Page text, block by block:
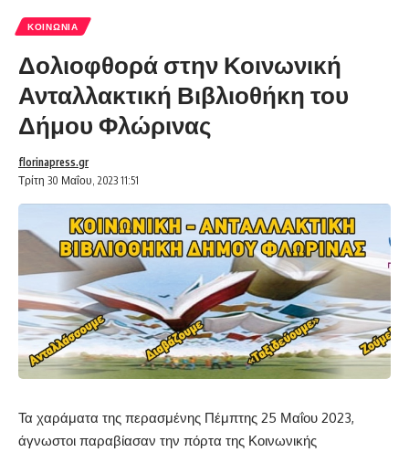
ΚΟΙΝΩΝΊΑ
Δολιοφθορά στην Κοινωνική
Ανταλλακτική Βιβλιοθήκη του
Δήμου Φλώρινας
Τρίτη 30 Μαΐου, 2023 11:51
florinapress.gr
Τα χαράματα της περασμένης Πέμπτης 25 Μαΐου 2023,
άγνωστοι παραβίασαν την πόρτα της Κοινωνικής